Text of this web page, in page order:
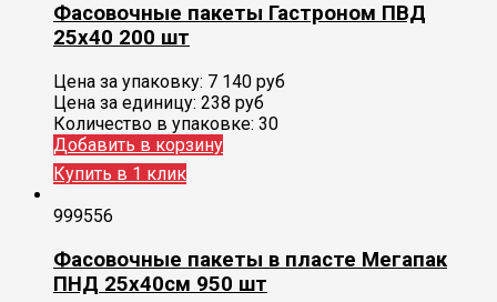
Фасовочные пакеты Гастроном ПВД
25х40 200 шт
Цена за упаковку: 7 140 руб
Цена за единицу: 238 руб
Количество в упаковке: 30
Добавить в корзину
Купить в 1 клик
999556
Фасовочные пакеты в пласте Мегапак
ПНД 25х40см 950 шт